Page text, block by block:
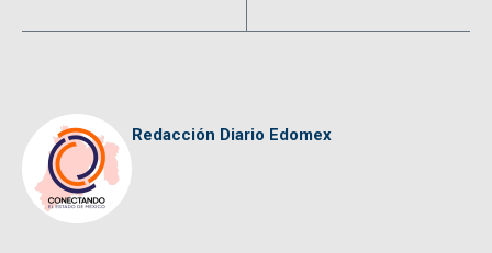
Redacción Diario Edomex